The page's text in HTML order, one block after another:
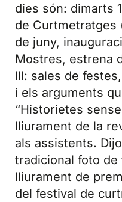
dies són: dimarts
de Curtmetratges
de juny,
Mostres, estrena
III: sales de
i els arguments
“Historietes
lliurament de la
als assistents.
tradicional foto de
lliurament de
del festival de